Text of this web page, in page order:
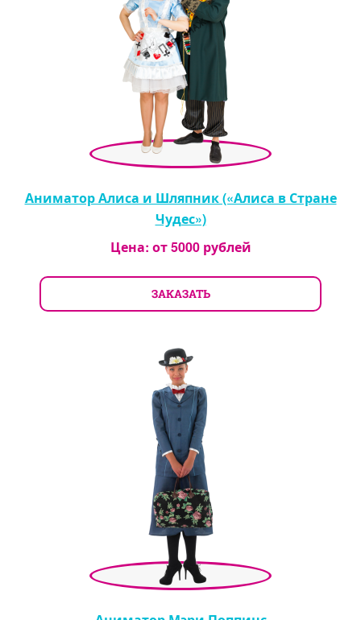
Аниматор Алиса и Шляпник («Алиса в Стране
Чудес»)
Цена: от5000рублей
ЗАКАЗАТЬ